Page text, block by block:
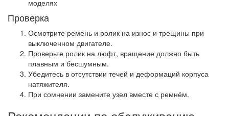
моделях
Проверка
Осмотрите ремень и ролик на износ и трещины при
выключенном двигателе.
Проверьте ролик на люфт, вращение должно быть
плавным и бесшумным.
Убедитесь в отсутствии течей и деформаций корпуса
натяжителя.
При сомнении замените узел вместе с ремнём.